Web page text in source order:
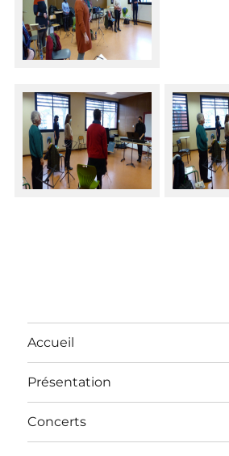
Accueil
Présentation
Concerts